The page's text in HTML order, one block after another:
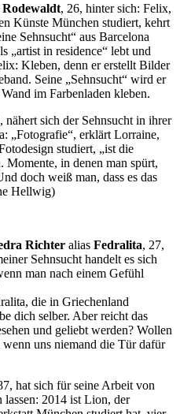
, 26, hinter sich: Felix,
Künste München studiert, kehrt
Sehnsucht“ aus Barcelona
„artist in residence“ lebt und
Kleben, denn er erstellt Bilder
Seine „Sehnsucht“ wird er
im Farbenladen kleben.
nähert sich der Sehnsucht in ihrer
„Fotografie“, erklärt Lorraine,
studiert, „ist die
Momente, in denen man spürt,
doch weiß man, dass es das
Hellwig)
Richter alias Fedralita, 27,
Sehnsucht handelt es sich
man nach einem Gefühl
die in Griechenland
dich selber. Aber reicht das
und geliebt werden? Wollen
uns niemand die Tür dafür
hat sich für seine Arbeit von
lassen: 2014 ist Lion, der